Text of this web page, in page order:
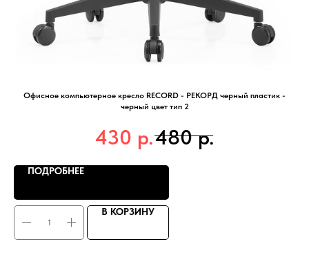
Офисное компьютерное кресло RECORD - РЕКОРД черный пластик -
черный цвет тип 2
430 р.480 р.
ПОДРОБНЕЕ
В КОРЗИНУ